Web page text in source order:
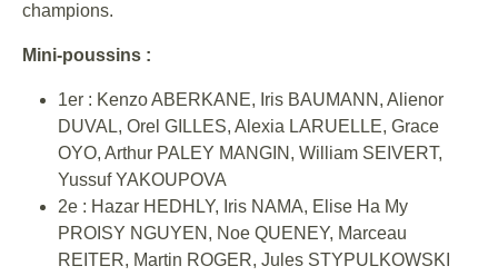
champions.
Mini-poussins :
1er : Kenzo ABERKANE, Iris BAUMANN, Alienor
DUVAL, Orel GILLES, Alexia LARUELLE, Grace
OYO, Arthur PALEY MANGIN, William SEIVERT,
Yussuf YAKOUPOVA
2e : Hazar HEDHLY, Iris NAMA, Elise Ha My
PROISY NGUYEN, Noe QUENEY, Marceau
REITER, Martin ROGER, Jules STYPULKOWSKI